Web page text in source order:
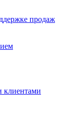
продаж
клиентами